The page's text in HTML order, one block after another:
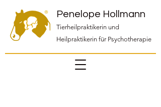
Penelope Hollmann
Tierheilpraktikerin und
Heilpraktikerin für Psychotherapie